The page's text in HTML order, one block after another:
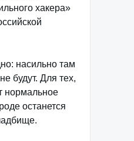
хакера»
насильно там
будут. Для тех,
нормальное
останется